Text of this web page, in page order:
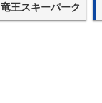
竜王スキーパーク